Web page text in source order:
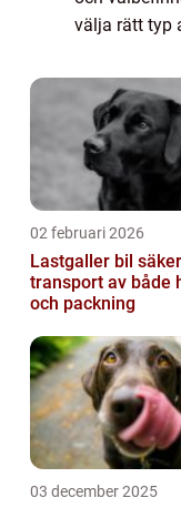
välja rätt typ
denna
as...
02 februari 2026
Lastgaller bil säker
transport av både
och packning
03 december 2025